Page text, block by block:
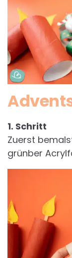
1. Schritt
Zuerst
grünber